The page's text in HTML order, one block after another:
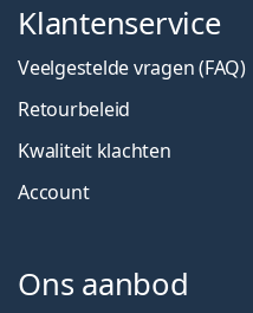
Klantenservice
Veelgestelde vragen (FAQ)
Retourbeleid
Kwaliteit klachten
Account
Ons aanbod